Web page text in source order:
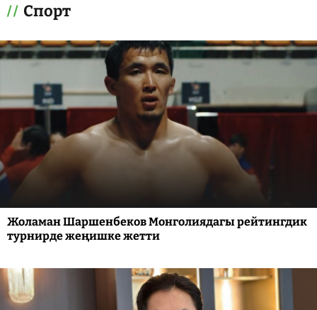
Спорт
Жоламан Шаршенбеков Монголиядагы рейтингдик
турнирде жеңишке жетти